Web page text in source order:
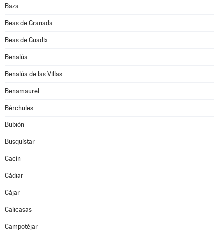
Baza
Beas de Granada
Beas de Guadix
Benalúa
Benalúa de las Villas
Benamaurel
Bérchules
Bubión
Busquístar
Cacín
Cádiar
Cájar
Calicasas
Campotéjar